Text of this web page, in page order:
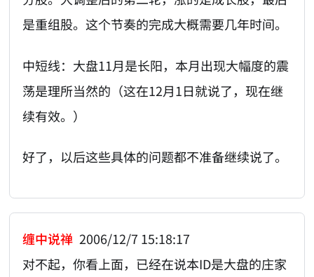
是重组股。这个节奏的完成大概需要几年时间。
中短线：大盘11月是长阳，本月出现大幅度的震
荡是理所当然的（这在12月1日就说了，现在继
续有效。）
好了，以后这些具体的问题都不准备继续说了。
缠中说禅 2006/12/7 15:18:17
对不起，你看上面，已经在说本ID是大盘的庄家